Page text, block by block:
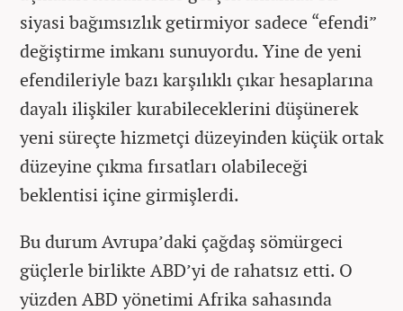
siyasi bağımsızlık getirmiyor sadece “efendi”
değiştirme imkanı sunuyordu. Yine de yeni
efendileriyle bazı karşılıklı çıkar hesaplarına
dayalı ilişkiler kurabileceklerini düşünerek
yeni süreçte hizmetçi düzeyinden küçük ortak
düzeyine çıkma fırsatları olabileceği
beklentisi içine girmişlerdi.
Bu durum Avrupa’daki çağdaş sömürgeci
güçlerle birlikte ABD’yi de rahatsız etti. O
yüzden ABD yönetimi Afrika sahasında